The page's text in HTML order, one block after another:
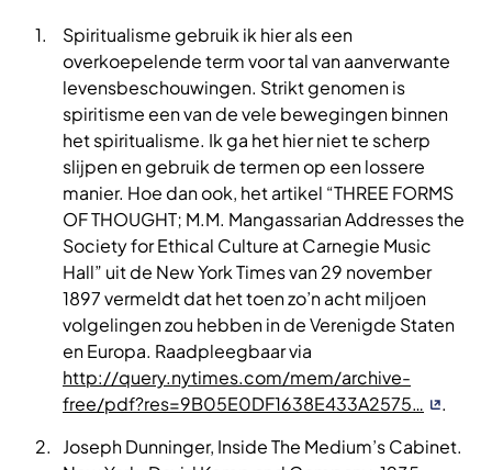
Spiritualisme gebruik ik hier als een
overkoepelende term voor tal van aanverwante
levensbeschouwingen. Strikt genomen is
spiritisme een van de vele bewegingen binnen
het spiritualisme. Ik ga het hier niet te scherp
slijpen en gebruik de termen op een lossere
manier. Hoe dan ook, het artikel “THREE FORMS
OF THOUGHT; M.M. Mangassarian Addresses the
Society for Ethical Culture at Carnegie Music
Hall” uit de New York Times van 29 november
1897 vermeldt dat het toen zo’n acht miljoen
volgelingen zou hebben in de Verenigde Staten
en Europa. Raadpleegbaar via
http://query.nytimes.com/mem/archive-
free/pdf?res=9B05E0DF1638E433A2575…
.
Joseph Dunninger, Inside The Medium’s Cabinet.